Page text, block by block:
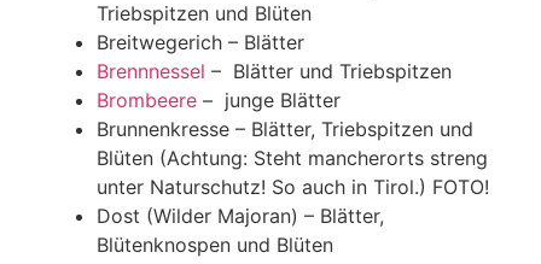
Triebspitzen und Blüten
Breitwegerich – Blätter
Brennnessel – Blätter und Triebspitzen
Brombeere – junge Blätter
Brunnenkresse – Blätter, Triebspitzen und
Blüten (Achtung: Steht mancherorts streng
unter Naturschutz! So auch in Tirol.) FOTO!
Dost (Wilder Majoran) – Blätter,
Blütenknospen und Blüten